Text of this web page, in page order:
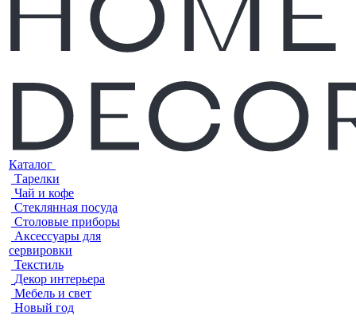
Каталог
Тарелки
Чай и кофе
Стеклянная посуда
Столовые приборы
Аксессуары для
сервировки
Текстиль
Декор интерьера
Мебель и свет
Новый год